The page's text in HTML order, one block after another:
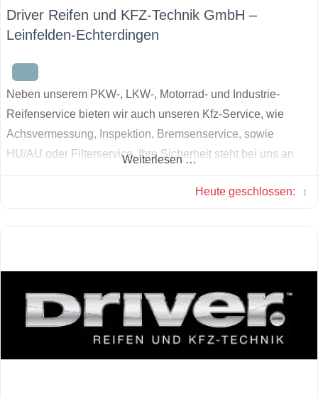
Driver Reifen und KFZ-Technik GmbH –
Leinfelden-Echterdingen
Neben unserem PKW-, LKW-, Motorrad- und Industrie-
Reifenservice bieten wir auch unseren Kfz-Service, wie
Achsvermessung, Inspektion, Bremsenservice, sowie
HU/AU oder Filterservice. Ihre Sicherheit steht bei uns an
Weiterlesen …
Heute geschlossen: